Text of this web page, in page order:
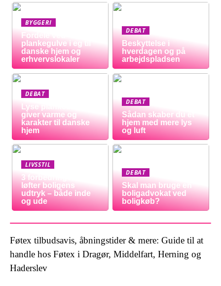
BYGGERI
Fordele ved
plankegulve i eg til
danske hjem og
erhvervslokaler
DEBAT
Beskyttelse i
hverdagen og på
arbejdspladsen
DEBAT
Lyse plankeborde
giver varme og
karakter til danske
hjem
DEBAT
Sådan skaber du et
hjem med mere lys
og luft
LIVSSTIL
3 forbedringer der
løfter boligens
udtryk – både inde
og ude
DEBAT
Skal man bruge en
boligadvokat ved
boligkøb?
Føtex tilbudsavis, åbningstider & mere: Guide til at
handle hos Føtex i Dragør, Middelfart, Herning og
Haderslev